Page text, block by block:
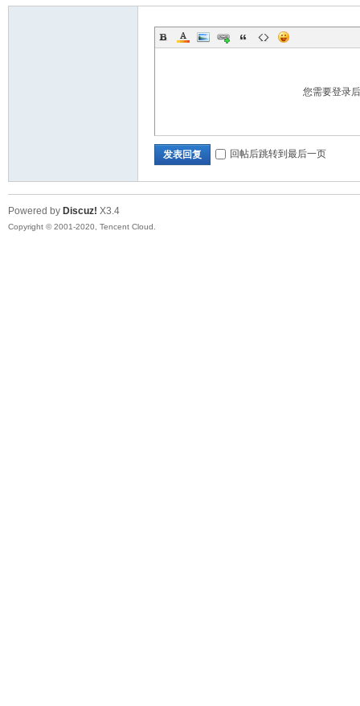
您需要登录
发表回复 回帖后跳转到最后一页
Powered by Discuz! X3.4
Copyright © 2001-2020, Tencent Cloud.